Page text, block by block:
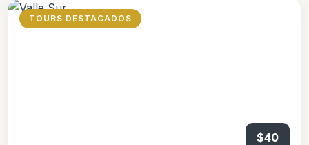
TOURS DESTACADOS
$40